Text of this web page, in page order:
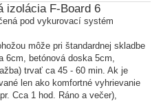
izolácia F-Board 6
pod vykurovací systém
môže pri štandardnej skladbe
6cm, betónová doska 5cm,
trvať ca 45 - 60 min. Ak je
len ako komfortné vyhrievanie
Cca 1 hod. Ráno a večer),